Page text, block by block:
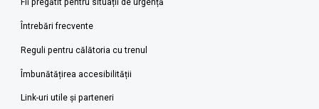
Fii pregătit pentru situații de urgență
Întrebări frecvente
Reguli pentru călătoria cu trenul
Îmbunătățirea accesibilității
Link-uri utile şi parteneri